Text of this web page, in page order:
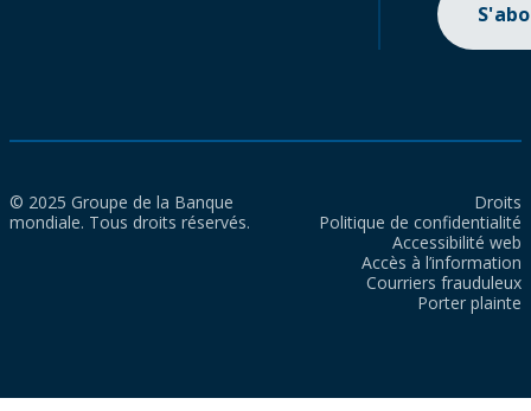
© 2025 Groupe de la Banque
mondiale. Tous droits réservés.
Droits
Politique de confidentialité
Accessibilité web
Accès à l’information
Courriers frauduleux
Porter plainte